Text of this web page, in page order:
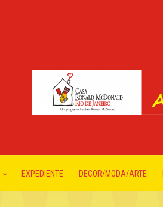
EXPEDIENTE DECOR/MODA/ARTE